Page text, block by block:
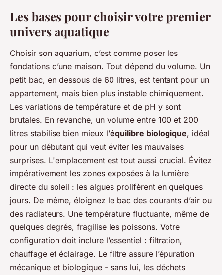
Les bases pour choisir votre premier
univers aquatique
Choisir son aquarium, c’est comme poser les
fondations d’une maison. Tout dépend du volume. Un
petit bac, en dessous de 60 litres, est tentant pour un
appartement, mais bien plus instable chimiquement.
Les variations de température et de pH y sont
brutales. En revanche, un volume entre 100 et 200
litres stabilise bien mieux l’équilibre biologique, idéal
pour un débutant qui veut éviter les mauvaises
surprises. L'emplacement est tout aussi crucial. Évitez
impérativement les zones exposées à la lumière
directe du soleil : les algues prolifèrent en quelques
jours. De même, éloignez le bac des courants d’air ou
des radiateurs. Une température fluctuante, même de
quelques degrés, fragilise les poissons. Votre
configuration doit inclure l’essentiel : filtration,
chauffage et éclairage. Le filtre assure l’épuration
mécanique et biologique - sans lui, les déchets